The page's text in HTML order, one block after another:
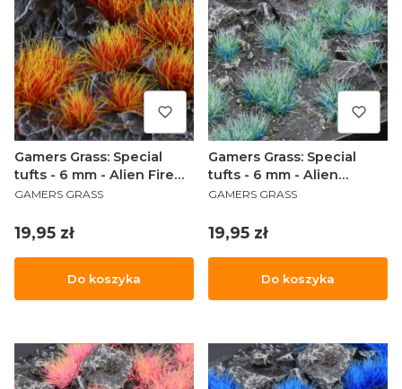
Gamers Grass: Special
tufts - 6 mm - Alien Fire
Tuft (Wild)
PRODUCENT
GAMERS GRASS
Cena
19,95 zł
Do koszyka
Gamers Grass: Special
tufts - 6 mm - Alien
Turquoise (Wild)
PRODUCENT
GAMERS GRASS
Cena
19,95 zł
Do koszyka